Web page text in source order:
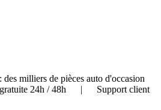
des milliers de pièces auto d'occasion
24h / 48h | Support client